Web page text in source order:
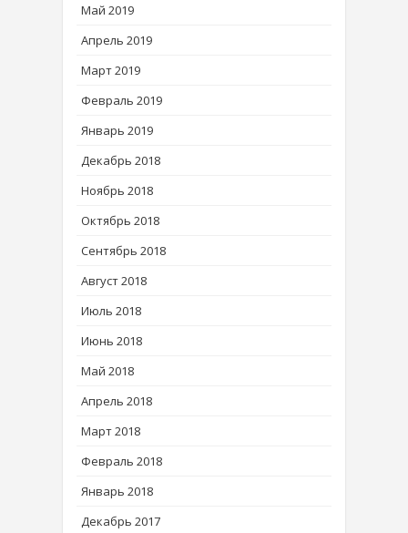
Май 2019
Апрель 2019
Март 2019
Февраль 2019
Январь 2019
Декабрь 2018
Ноябрь 2018
Октябрь 2018
Сентябрь 2018
Август 2018
Июль 2018
Июнь 2018
Май 2018
Апрель 2018
Март 2018
Февраль 2018
Январь 2018
Декабрь 2017